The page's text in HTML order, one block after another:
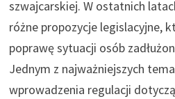
szwajcarskiej. W ostatnich
różne propozycje legislacyjne,
poprawę sytuacji osób
Jednym z najważniejszych
wprowadzenia regulacji